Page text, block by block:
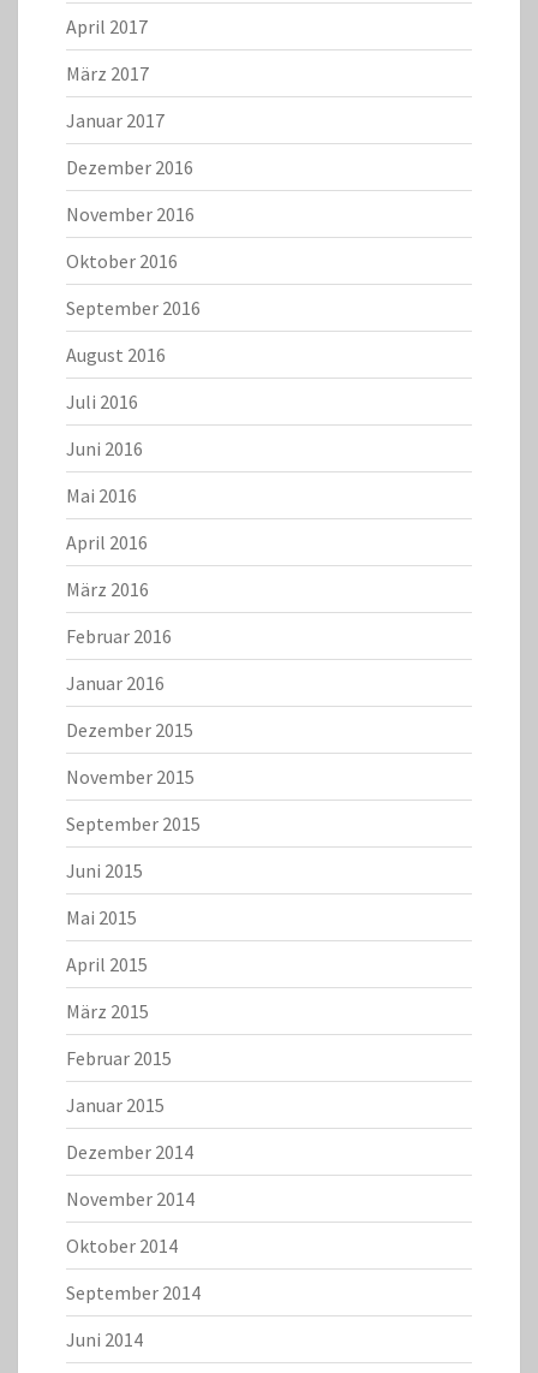
April 2017
März 2017
Januar 2017
Dezember 2016
November 2016
Oktober 2016
September 2016
August 2016
Juli 2016
Juni 2016
Mai 2016
April 2016
März 2016
Februar 2016
Januar 2016
Dezember 2015
November 2015
September 2015
Juni 2015
Mai 2015
April 2015
März 2015
Februar 2015
Januar 2015
Dezember 2014
November 2014
Oktober 2014
September 2014
Juni 2014